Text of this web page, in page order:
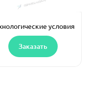
условия
Заказать